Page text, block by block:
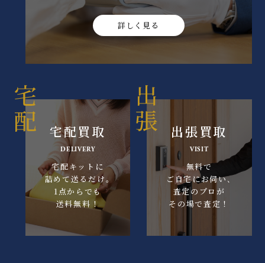
詳しく見る
宅配買取
DELIVERY
宅配キットに
詰めて送るだけ｡
1点からでも
送料無料！
出張買取
VISIT
無料で
ご自宅にお伺い､
査定のプロが
その場で査定！